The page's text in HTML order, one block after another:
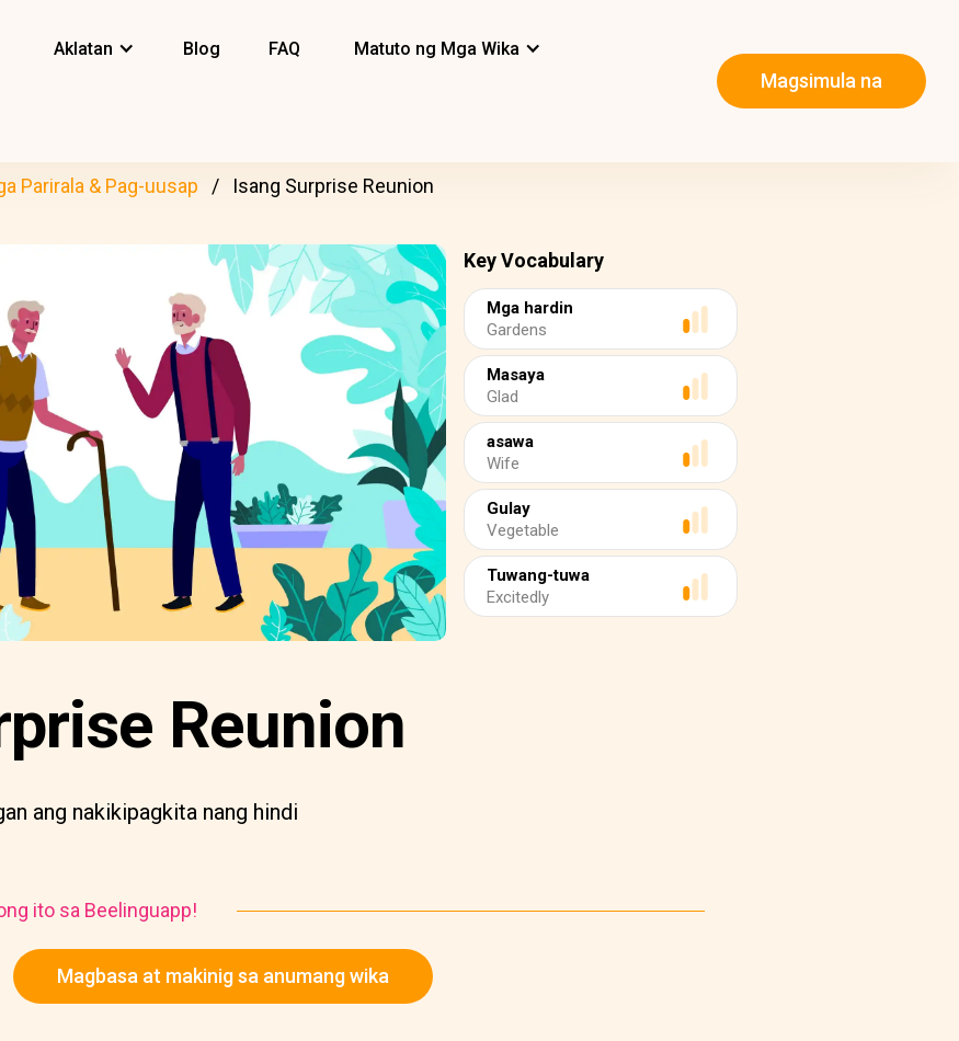
Aklatan Blog FAQ Matuto ng Mga Wika
Magsimula na
Parirala & Pag-uusap Isang Surprise Reunion
Key Vocabulary
Mga hardin
Gardens
Masaya
Glad
asawa
Wife
Gulay
Vegetable
Tuwang-tuwa
Excitedly
Reunion
ang nakikipagkita nang hindi
ito sa Beelinguapp!
Magbasa at makinig sa anumang wika